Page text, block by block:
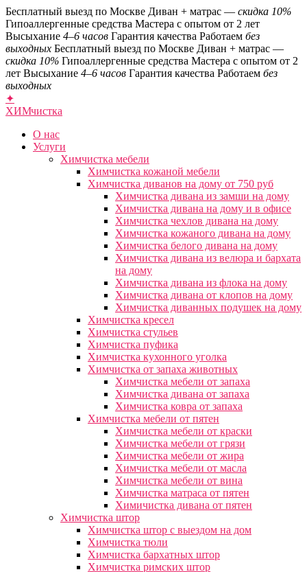
Бесплатный выезд по Москве Диван + матрас — скидка 10%
Гипоаллергенные средства Мастера с опытом от 2 лет
Высыхание 4–6 часов Гарантия качества Работаем без
выходных Бесплатный выезд по Москве Диван + матрас —
скидка 10% Гипоаллергенные средства Мастера с опытом от 2
лет Высыхание 4–6 часов Гарантия качества Работаем без
выходных
✦
ХИМчистка
О нас
Услуги
Химчистка мебели
Химчистка кожаной мебели
Химчистка диванов на дому от 750 руб
Химчистка дивана из замши на дому
Химчистка дивана на дому и в офисе
Химчистка чехлов дивана на дому
Химчистка кожаного дивана на дому
Химчистка белого дивана на дому
Химчистка дивана из велюра и бархата
на дому
Химчистка дивана из флока на дому
Химчистка дивана от клопов на дому
Химчистка диванных подушек на дому
Химчистка кресел
Химчистка стульев
Химчистка пуфика
Химчистка кухонного уголка
Химчистка от запаха животных
Химчистка мебели от запаха
Химчистка дивана от запаха
Химчистка ковра от запаха
Химчистка мебели от пятен
Химчистка мебели от краски
Химчистка мебели от грязи
Химчистка мебели от жира
Химчистка мебели от масла
Химчистка мебели от вина
Химчистка матраса от пятен
Химичистка дивана от пятен
Химчистка штор
Химчистка штор с выездом на дом
Химчистка тюли
Химчистка бархатных штор
Химчистка римских штор